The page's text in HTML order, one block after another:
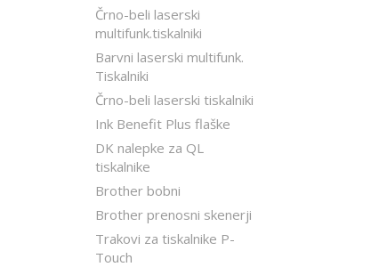
Črno-beli laserski
multifunk.tiskalniki
Barvni laserski multifunk.
Tiskalniki
Črno-beli laserski tiskalniki
Ink Benefit Plus flaške
DK nalepke za QL
tiskalnike
Brother bobni
Brother prenosni skenerji
Trakovi za tiskalnike P-
Touch